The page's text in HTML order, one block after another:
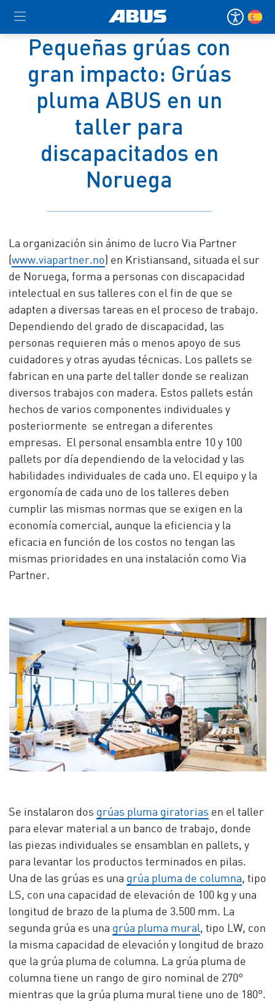
Pequeñas grúas con
gran impacto: Grúas
pluma ABUS en un
taller para
discapacitados en
Noruega
La organización sin ánimo de lucro Via Partner
(www.viapartner.no) en Kristiansand, situada el sur
de Noruega, forma a personas con discapacidad
intelectual en sus talleres con el fin de que se
adapten a diversas tareas en el proceso de trabajo.
Dependiendo del grado de discapacidad, las
personas requieren más o menos apoyo de sus
cuidadores y otras ayudas técnicas. Los pallets se
fabrican en una parte del taller donde se realizan
diversos trabajos con madera. Estos pallets están
hechos de varios componentes individuales y
posteriormente se entregan a diferentes
empresas. El personal ensambla entre 10 y 100
pallets por día dependiendo de la velocidad y las
habilidades individuales de cada uno. El equipo y la
ergonomía de cada uno de los talleres deben
cumplir las mismas normas que se exigen en la
economía comercial, aunque la eficiencia y la
eficacia en función de los costos no tengan las
mismas prioridades en una instalación como Via
Partner.
Se instalaron dos grúas pluma giratorias en el taller
para elevar material a un banco de trabajo, donde
las piezas individuales se ensamblan en pallets, y
para levantar los productos terminados en pilas.
Una de las grúas es una grúa pluma de columna, tipo
LS, con una capacidad de elevación de 100 kg y una
longitud de brazo de la pluma de 3.500 mm. La
segunda grúa es una grúa pluma mural, tipo LW, con
la misma capacidad de elevación y longitud de brazo
que la grúa pluma de columna. La grúa pluma de
columna tiene un rango de giro nominal de 270°
mientras que la grúa pluma mural tiene uno de 180°.